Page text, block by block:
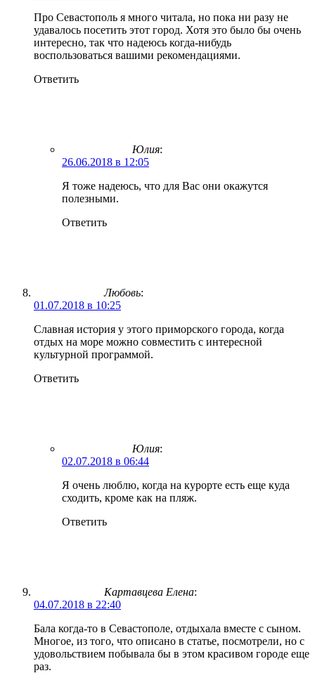
Про Севастополь я много читала, но пока ни разу не
удавалось посетить этот город. Хотя это было бы очень
интересно, так что надеюсь когда-нибудь
воспользоваться вашими рекомендациями.
Ответить
Юлия:
26.06.2018 в 12:05
Я тоже надеюсь, что для Вас они окажутся
полезными.
Ответить
Любовь:
01.07.2018 в 10:25
Славная история у этого приморского города, когда
отдых на море можно совместить с интересной
культурной программой.
Ответить
Юлия:
02.07.2018 в 06:44
Я очень люблю, когда на курорте есть еще куда
сходить, кроме как на пляж.
Ответить
Картавцева Елена:
04.07.2018 в 22:40
Бала когда-то в Севастополе, отдыхала вместе с сыном.
Многое, из того, что описано в статье, посмотрели, но с
удовольствием побывала бы в этом красивом городе еще
раз.